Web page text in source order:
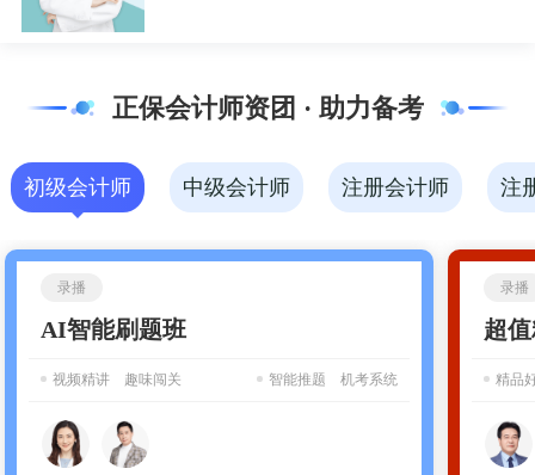
正保会计师资团 · 助力备考
初级会计师 中级会计师 注册会计师 注
AI智能刷题班
录播
视频精讲 趣味闯关 智能推题 机考系统
超
录播
精品